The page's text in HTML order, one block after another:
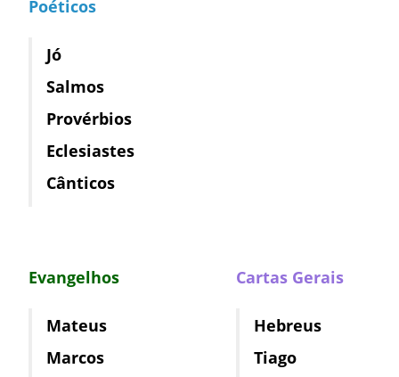
Poéticos
Jó
Salmos
Provérbios
Eclesiastes
Cânticos
Evangelhos
Mateus
Marcos
Cartas Gerais
Hebreus
Tiago